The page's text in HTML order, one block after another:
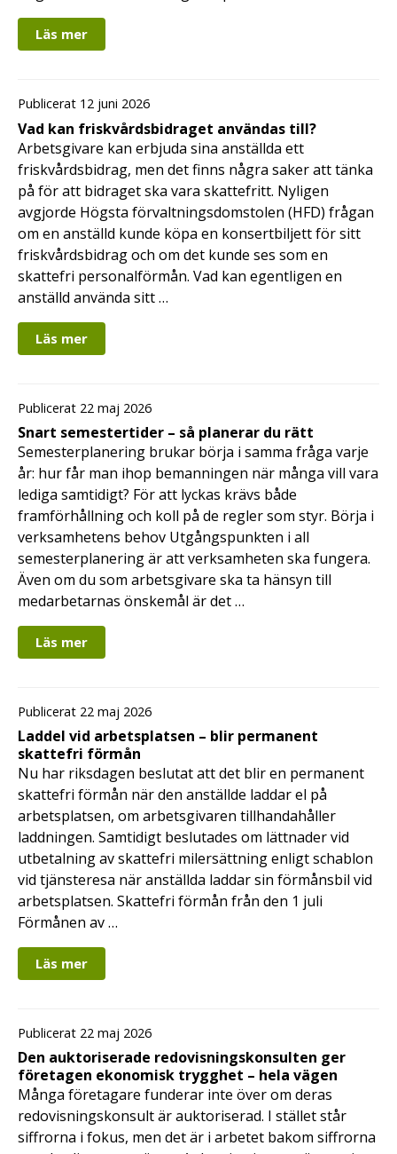
Läs mer
Publicerat 12 juni 2026
Vad kan friskvårdsbidraget användas till?
Arbetsgivare kan erbjuda sina anställda ett
friskvårdsbidrag, men det finns några saker att tänka
på för att bidraget ska vara skattefritt. Nyligen
avgjorde Högsta förvaltningsdomstolen (HFD) frågan
om en anställd kunde köpa en konsertbiljett för sitt
friskvårdsbidrag och om det kunde ses som en
skattefri personalförmån. Vad kan egentligen en
anställd använda sitt …
Läs mer
Publicerat 22 maj 2026
Snart semestertider – så planerar du rätt
Semesterplanering brukar börja i samma fråga varje
år: hur får man ihop bemanningen när många vill vara
lediga samtidigt? För att lyckas krävs både
framförhållning och koll på de regler som styr. Börja i
verksamhetens behov Utgångspunkten i all
semesterplanering är att verksamheten ska fungera.
Även om du som arbetsgivare ska ta hänsyn till
medarbetarnas önskemål är det …
Läs mer
Publicerat 22 maj 2026
Laddel vid arbetsplatsen – blir permanent
skattefri förmån
Nu har riksdagen beslutat att det blir en permanent
skattefri förmån när den anställde laddar el på
arbetsplatsen, om arbetsgivaren tillhandahåller
laddningen. Samtidigt beslutades om lättnader vid
utbetalning av skattefri milersättning enligt schablon
vid tjänsteresa när anställda laddar sin förmånsbil vid
arbetsplatsen. Skattefri förmån från den 1 juli
Förmånen av …
Läs mer
Publicerat 22 maj 2026
Den auktoriserade redovisningskonsulten ger
företagen ekonomisk trygghet – hela vägen
Många företagare funderar inte över om deras
redovisningskonsult är auktoriserad. I stället står
siffrorna i fokus, men det är i arbetet bakom siffrorna